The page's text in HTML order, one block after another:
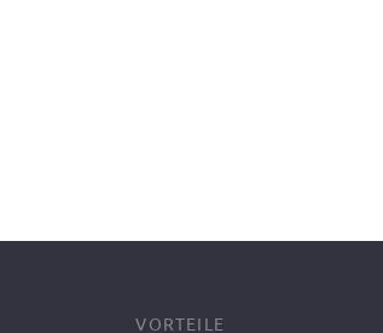
VORTEILE